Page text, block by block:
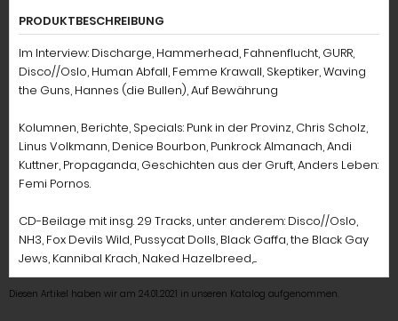
PRODUKTBESCHREIBUNG
Im Interview: Discharge, Hammerhead, Fahnenflucht, GURR,
Disco//Oslo, Human Abfall, Femme Krawall, Skeptiker, Waving
the Guns, Hannes (die Bullen), Auf Bewährung
Kolumnen, Berichte, Specials: Punk in der Provinz, Chris Scholz,
Linus Volkmann, Denice Bourbon, Punkrock Almanach, Andi
Kuttner, Propaganda, Geschichten aus der Gruft, Anders Leben:
Femi Pornos.
CD-Beilage mit insg. 29 Tracks, unter anderem: Disco//Oslo,
NH3, Fox Devils Wild, Pussycat Dolls, Black Gaffa, the Black Gay
Jews, Kannibal Krach, Naked Hazelbreed,....
Diesen Artikel haben wir am 24.01.2021 in unseren Katalog aufgenommen.